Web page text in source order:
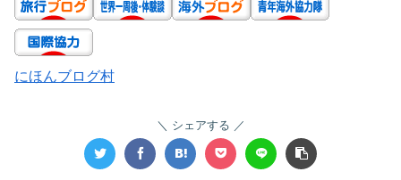
にほんブログ村
シェアする